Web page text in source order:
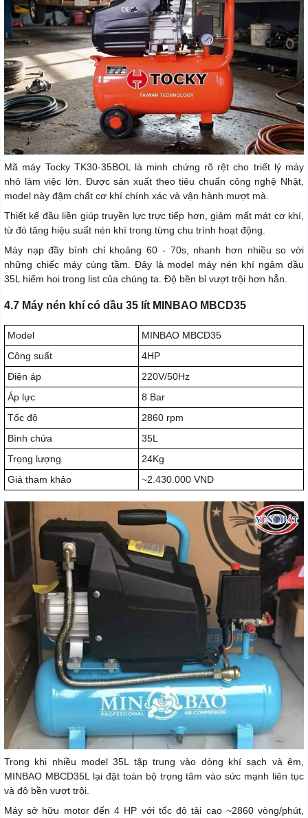
Mã máy Tocky TK30-35BOL là minh chứng rõ rệt cho triết lý máy
nhỏ làm việc lớn. Được sản xuất theo tiêu chuẩn công nghệ Nhật,
model này đậm chất cơ khí chính xác và vận hành mượt mà.
Thiết kế đầu liền giúp truyền lực trực tiếp hơn, giảm mất mát cơ khí,
từ đó tăng hiệu suất nén khí trong từng chu trình hoạt động.
Máy nạp đầy bình chỉ khoảng 60 - 70s, nhanh hơn nhiều so với
những chiếc máy cùng tầm. Đây là model máy nén khí ngâm dầu
35L hiếm hoi trong list của chúng ta. Độ bền bỉ vượt trội hơn hẳn.
4.7 Máy nén khí có dầu 35 lít MINBAO MBCD35
Model
MINBAO MBCD35
Công suất
4HP
Điện áp
220V/50Hz
Áp lực
8 Bar
Tốc độ
2860 rpm
Bình chứa
35L
Trọng lượng
24Kg
Giá tham khảo
~2.430.000 VND
Trong khi nhiều model 35L tập trung vào dòng khí sạch và êm,
MINBAO MBCD35L lại đặt toàn bộ trọng tâm vào sức mạnh liên tục
và độ bền vượt trội.
Máy sở hữu motor đến 4 HP với tốc độ tải cao ~2860 vòng/phút,